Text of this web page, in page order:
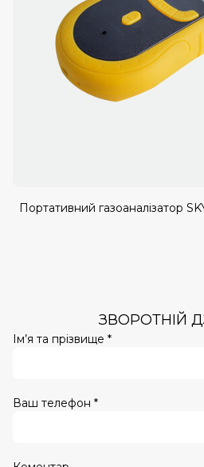
Портативний газоаналізатор
ЗВОРОТНІЙ
Ім’я та прізвище *
Ваш телефон *